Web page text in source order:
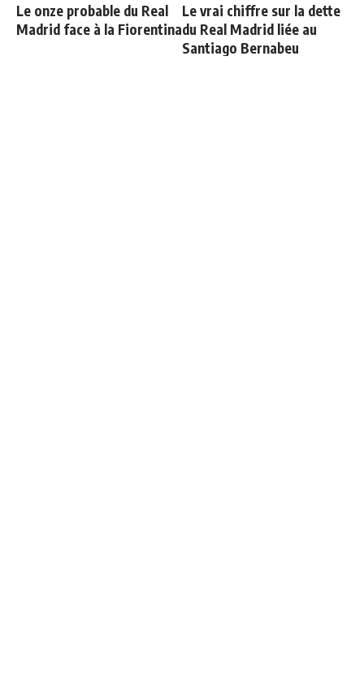
Le onze probable du Real
Madrid face à la Fiorentina
Le vrai chiffre sur la dette
du Real Madrid liée au
Santiago Bernabeu